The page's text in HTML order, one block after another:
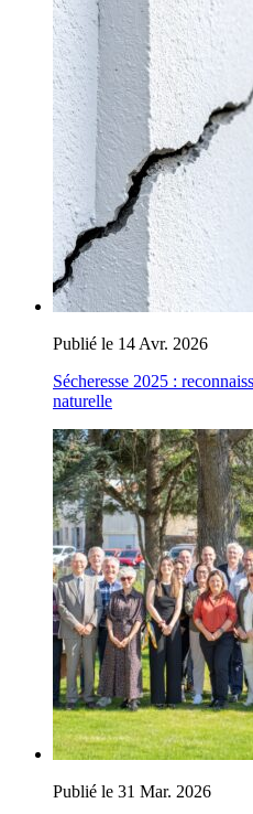
Publié le 14 Avr. 2026
Sécheresse 2025 :
naturelle
Publié le 31 Mar. 2026